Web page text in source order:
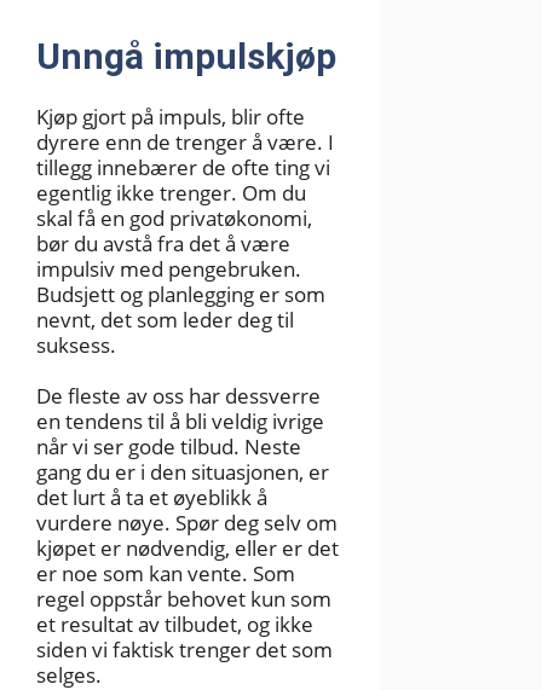
Unngå impulskjøp
Kjøp gjort på impuls, blir ofte
dyrere enn de trenger å være. I
tillegg innebærer de ofte ting vi
egentlig ikke trenger. Om du
skal få en god privatøkonomi,
bør du avstå fra det å være
impulsiv med pengebruken.
Budsjett og planlegging er som
nevnt, det som leder deg til
suksess.
De fleste av oss har dessverre
en tendens til å bli veldig ivrige
når vi ser gode tilbud. Neste
gang du er i den situasjonen, er
det lurt å ta et øyeblikk å
vurdere nøye. Spør deg selv om
kjøpet er nødvendig, eller er det
er noe som kan vente. Som
regel oppstår behovet kun som
et resultat av tilbudet, og ikke
siden vi faktisk trenger det som
selges.